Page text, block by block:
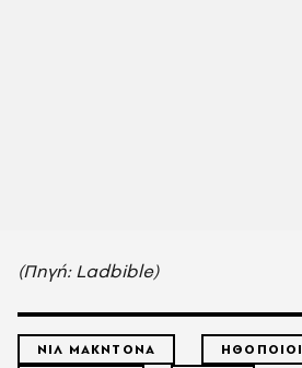
(Πηγή: Ladbible)
ΝΙΛ ΜΑΚΝΤΟΝΑ
ΗΘΟΠΟΙΟΙ